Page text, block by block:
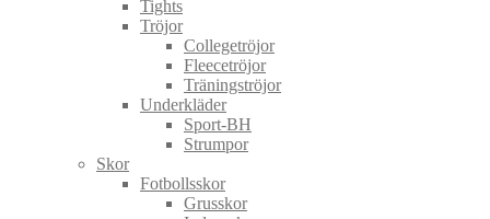
Tights
Tröjor
Collegetröjor
Fleecetröjor
Träningströjor
Underkläder
Sport-BH
Strumpor
Skor
Fotbollsskor
Grusskor